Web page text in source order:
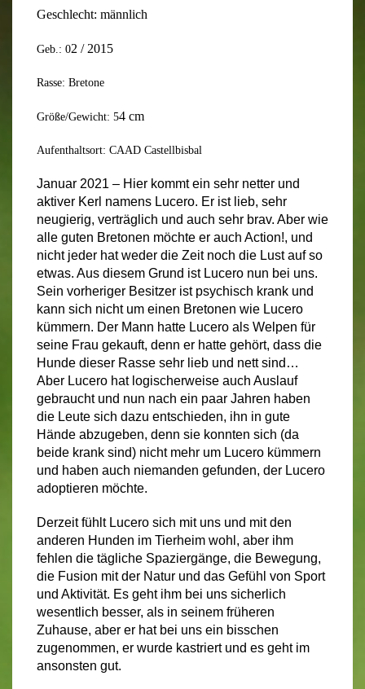
Geschlecht: männlich
Geb.: 02 / 201 5
Rasse: Bretone
Größe/Gewicht: 54 cm
Aufenthaltsort: CAAD Castellbisbal
Januar 2021 – Hier kommt ein sehr netter und
aktiver Kerl namens Lucero. Er ist lieb, sehr
neugierig, verträglich und auch sehr brav. Aber wie
alle guten Bretonen möchte er auch Action!, und
nicht jeder hat weder die Zeit noch die Lust auf so
etwas. Aus diesem Grund ist Lucero nun bei uns.
Sein vorheriger Besitzer ist psychisch krank und
kann sich nicht um einen Bretonen wie Lucero
kümmern. Der Mann hatte Lucero als Welpen für
seine Frau gekauft, denn er hatte gehört, dass die
Hunde dieser Rasse sehr lieb und nett sind…
Aber Lucero hat logischerweise auch Auslauf
gebraucht und nun nach ein paar Jahren haben
die Leute sich dazu entschieden, ihn in gute
Hände abzugeben, denn sie konnten sich (da
beide krank sind) nicht mehr um Lucero kümmern
und haben auch niemanden gefunden, der Lucero
adoptieren möchte.
Derzeit fühlt Lucero sich mit uns und mit den
anderen Hunden im Tierheim wohl, aber ihm
fehlen die tägliche Spaziergänge, die Bewegung,
die Fusion mit der Natur und das Gefühl von Sport
und Aktivität. Es geht ihm bei uns sicherlich
wesentlich besser, als in seinem früheren
Zuhause, aber er hat bei uns ein bisschen
zugenommen, er wurde kastriert und es geht im
ansonsten gut.